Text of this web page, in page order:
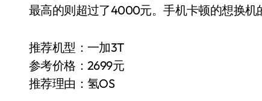
最高的则超过了4000元。手机卡顿的想换机
推荐机型：一加3T
参考价格：2699元
推荐理由：氢OS